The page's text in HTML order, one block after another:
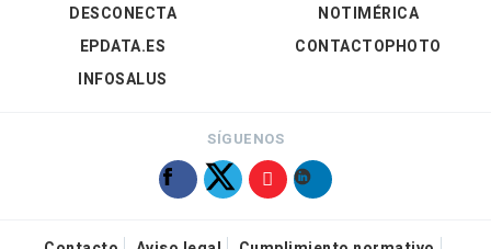
DESCONECTA
EPDATA.ES
INFOSALUS
NOTIMÉRICA
CONTACTOPHOTO
SÍGUENOS